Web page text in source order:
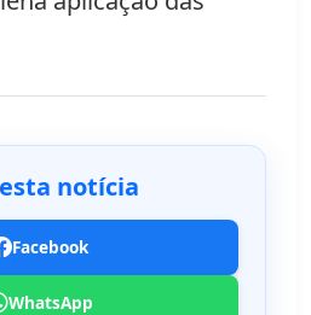
notícia
Facebook
WhatsApp